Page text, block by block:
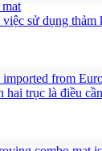
sử dụng thảm
hai trục là điều